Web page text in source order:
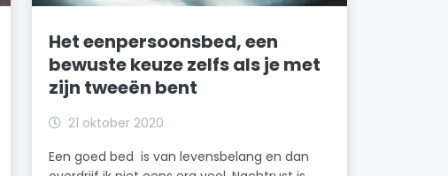
Het eenpersoonsbed, een
bewuste keuze zelfs als je met
zijn tweeën bent
21 oktober 2020
Een goed bed is van levensbelang en dan